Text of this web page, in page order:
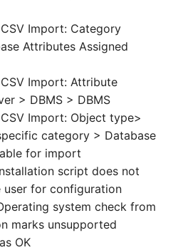
Logische Geräte (LDEV
Logische Netzwerkports
Mobilfunk
Modell
Monitor
Steckdosenleiste
Supernet
Switch
Switch Chassis
Systemdienst
Telefon
Import: Category
Attributes Assigned
Import: Attribute
> DBMS > DBMS
Import: Object type>
category > Database
for import
script does not
user for configuration
system check from
marks unsupported
OK